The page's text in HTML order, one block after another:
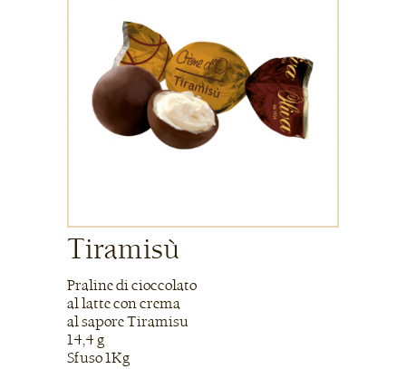
Tiramisù
Praline di cioccolato
al latte con crema
al sapore Tiramisu
14,4 g
Sfuso 1Kg